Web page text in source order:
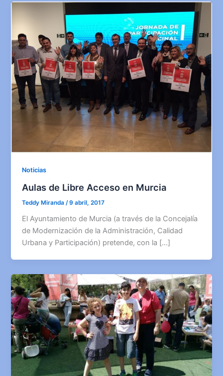
Noticias
Aulas de Libre Acceso en Murcia
Teddy Miranda /9 abril, 2017
El Ayuntamiento de Murcia (a través de la Concejalía
de Modernización de la Administración, Calidad
Urbana y Participación) pretende, con la […]